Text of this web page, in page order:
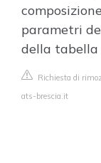
parametri
della tabella
Richiesta di
ats-brescia.it